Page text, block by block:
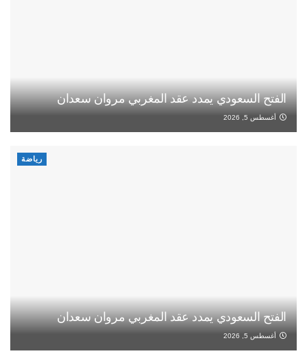
الفتح السعودي يمدد عقد المغربي مروان سعدان
أغسطس 5, 2026
رياضة
الفتح السعودي يمدد عقد المغربي مروان سعدان
أغسطس 5, 2026